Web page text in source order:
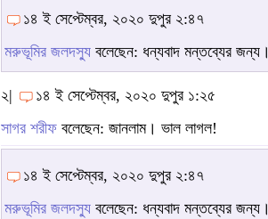
১৪ ই সেপ্টেম্বর, ২০২০ দুপুর ২:৪৭
মরুভূমির জলদস্যু বলেছেন: ধন্যবাদ মন্তব্যের জন্য।
২|
১৪ ই সেপ্টেম্বর, ২০২০ দুপুর ১:২৫
সাগর শরীফ বলেছেন: জানলাম। ভাল লাগল!
১৪ ই সেপ্টেম্বর, ২০২০ দুপুর ২:৪৭
মরুভূমির জলদস্যু বলেছেন: ধন্যবাদ মন্তব্যের জন্য।